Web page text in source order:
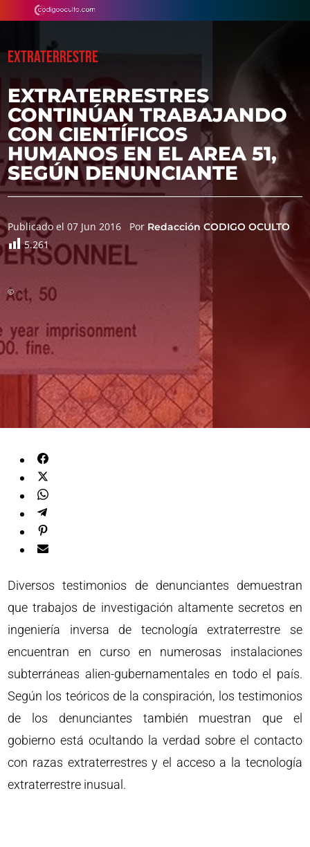
EXTRATERRESTRE
EXTRATERRESTRES
CONTINÚAN TRABAJANDO
CON CIENTÍFICOS
HUMANOS EN EL AREA 51,
SEGÚN DENUNCIANTE
Publicado el 07 Jun 2016 Por Redacción CODIGO OCULTO
5.261
©
Diversos testimonios de denunciantes demuestran
que trabajos de investigación altamente secretos en
ingeniería inversa de tecnología extraterrestre se
encuentran en curso en numerosas instalaciones
subterráneas alien-gubernamentales en todo el país.
Según los teóricos de la conspiración, los testimonios
de los denunciantes también muestran que el
gobierno está ocultando la verdad sobre el contacto
con razas extraterrestres y el acceso a la tecnología
extraterrestre inusual.